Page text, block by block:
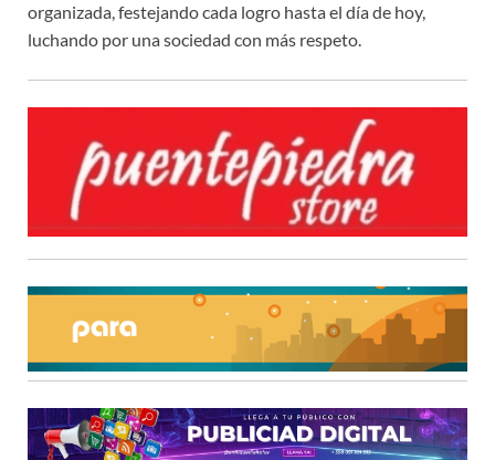
organizada, festejando cada logro hasta el día de hoy,
luchando por una sociedad con más respeto.